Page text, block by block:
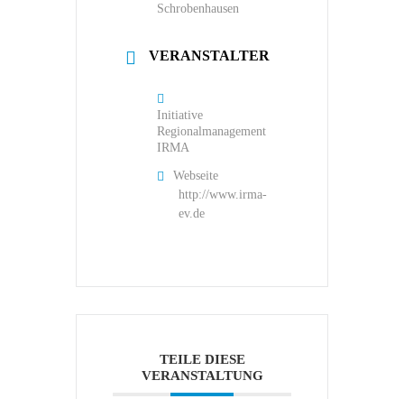
Schrobenhausen
VERANSTALTER
Initiative
Regionalmanagement
IRMA
Webseite
http://www.irma-
ev.de
TEILE DIESE
VERANSTALTUNG